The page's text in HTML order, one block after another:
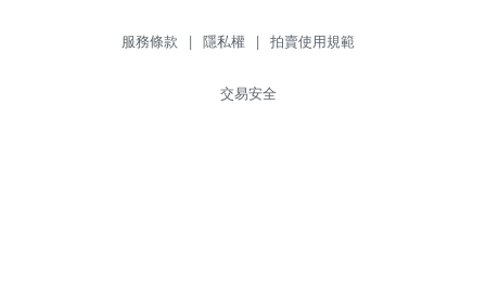
服務條款 | 隱私權 | 拍賣使用規範
交易安全